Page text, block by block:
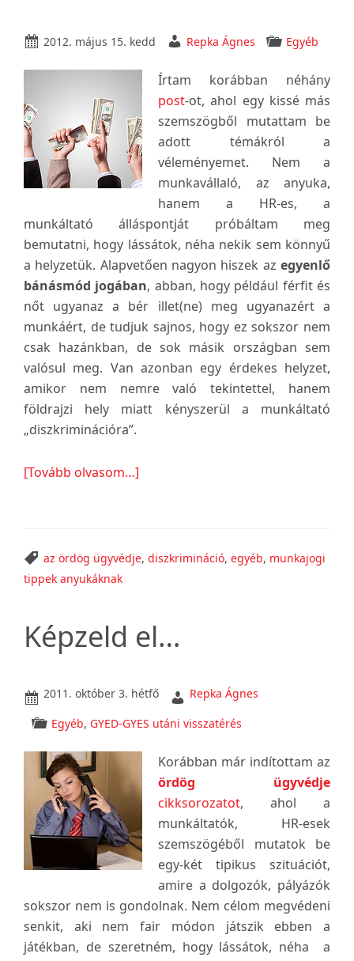
2012. május 15. kedd Repka Ágnes Egyéb
Írtam korábban néhány
post-ot, ahol egy kissé más
szemszögből mutattam be
adott témákról a
véleményemet. Nem a
munkavállaló, az anyuka,
hanem a HR-es, a
munkáltató álláspontját próbáltam meg
bemutatni, hogy lássátok, néha nekik sem könnyű
a helyzetük. Alapvetően nagyon hiszek az egyenlő
bánásmód jogában, abban, hogy például férfit és
nőt ugyanaz a bér illet(ne) meg ugyanazért a
munkáért, de tudjuk sajnos, hogy ez sokszor nem
csak hazánkban, de sok másik országban sem
valósul meg. Van azonban egy érdekes helyzet,
amikor nem nemre való tekintettel, hanem
földrajzi hely miatt kényszerül a munkáltató
„diszkriminációra”.
[Tovább olvasom…]
bér
az
játszom!
az ördög ügyvédje, diszkrimináció, egyéb, munkajogi
tippek anyukáknak
Képzeld el…
2011. október 3. hétfő Repka Ágnes
Egyéb, GYED-GYES utáni visszatérés
Korábban már indítottam az
ördög ügyvédje
cikksorozatot, ahol a
munkáltatók, HR-esek
szemszögéből mutatok be
egy-két tipikus szituációt,
amire a dolgozók, pályázók
sokszor nem is gondolnak. Nem célom megvédeni
senkit, aki nem fair módon játszik ebben a
játékban, de szeretném, hogy lássátok, néha a